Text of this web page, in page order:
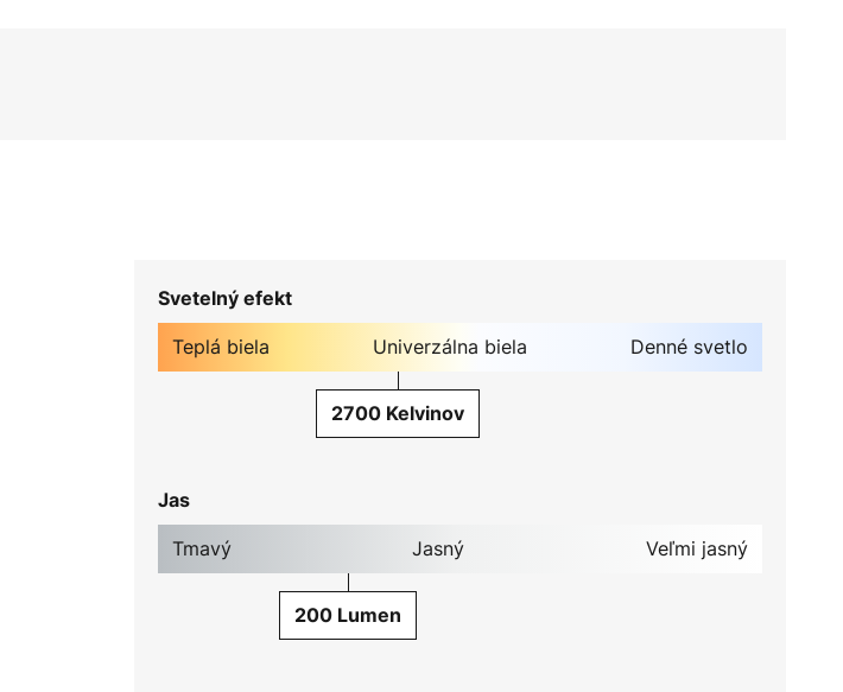
Svetelný efekt
Teplá biela Univerzálna biela Denné svetlo
2700 Kelvinov
Jas
Tmavý Jasný Veľmi jasný
200 Lumen